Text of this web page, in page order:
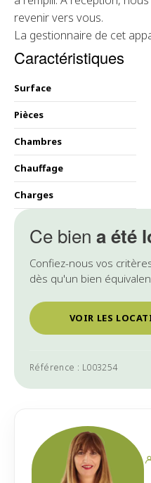
Ce bien a été
Confiez-nous vos
dès qu'un bien
VOIR LES
Référence : L003254
revenir vers vous.
La gestionnaire de cet
Caractéristiques
Surface
Pièces
Chambres
Chauffage
Charges